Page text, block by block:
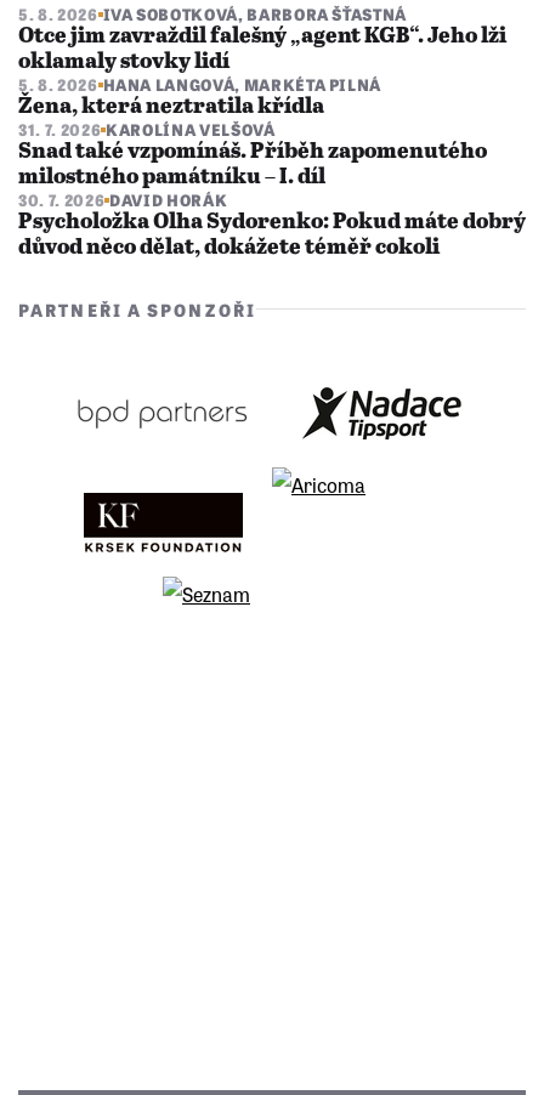
5. 8. 2026 IVA SOBOTKOVÁ, BARBORA ŠŤASTNÁ
Otce jim zavraždil falešný „agent KGB“. Jeho lži
oklamaly stovky lidí
5. 8. 2026 HANA LANGOVÁ, MARKÉTA PILNÁ
Žena, která neztratila křídla
31. 7. 2026 KAROLÍNA VELŠOVÁ
Snad také vzpomínáš. Příběh zapomenutého
milostného památníku – I. díl
30. 7. 2026 DAVID HORÁK
Psycholožka Olha Sydorenko: Pokud máte dobrý
důvod něco dělat, dokážete téměř cokoli
PARTNEŘI A SPONZOŘI